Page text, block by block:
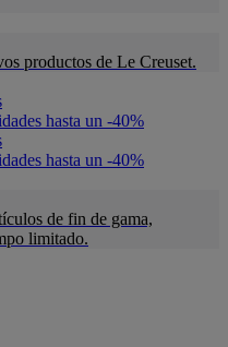
productos de Le Creuset.
hasta un -40%
hasta un -40%
de fin de gama,
limitado.